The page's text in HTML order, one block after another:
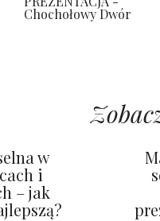
Chochołowy Dwór
w
i
– jak